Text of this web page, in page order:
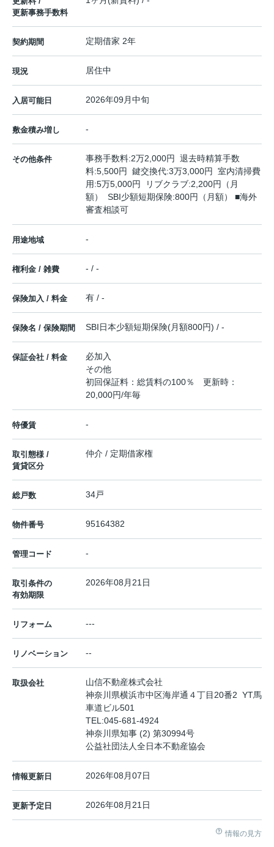
更新事務手数料
契約期間 定期借家 2年
現況 居住中
入居可能日 2026年09月中旬
敷金積み増し -
その他条件
事務手数料:2万2,000円 退去時精算手数
料:5,500円 鍵交換代:3万3,000円 室内清掃費
用:5万5,000円 リブクラブ:2,200円（月
額） SBI少額短期保険:800円（月額） ■海外
審査相談可
用途地域 -
権利金 / 雑費 - / -
保険加入 / 料金 有 / -
保険名 / 保険期間 SBI日本少額短期保険(月額800円) / -
保証会社 / 料金
必加入
その他
初回保証料：総賃料の100％ 更新時：
20,000円/年毎
特優賃 -
取引態様 /
賃貸区分
仲介 / 定期借家権
総戸数 34戸
物件番号 95164382
管理コード -
取引条件の
有効期限
2026年08月21日
リフォーム ---
リノベーション --
取扱会社
山信不動産株式会社
神奈川県横浜市中区海岸通４丁目20番2 YT馬
車道ビル501
TEL:045-681-4924
神奈川県知事 (2) 第30994号
公益社団法人全日本不動産協会
情報更新日 2026年08月07日
更新予定日 2026年08月21日
情報の見方